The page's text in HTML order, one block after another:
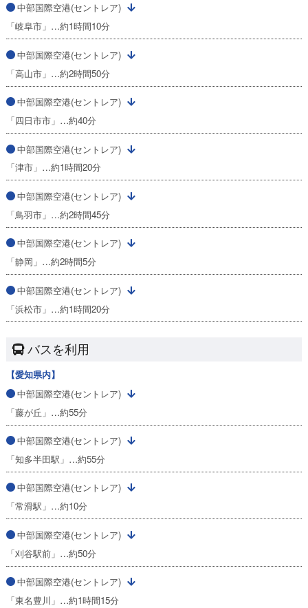
中部国際空港(セントレア)
「岐阜市」…約1時間10分
中部国際空港(セントレア)
「高山市」…約2時間50分
中部国際空港(セントレア)
「四日市市」…約40分
中部国際空港(セントレア)
「津市」…約1時間20分
中部国際空港(セントレア)
「鳥羽市」…約2時間45分
中部国際空港(セントレア)
「静岡」…約2時間5分
中部国際空港(セントレア)
「浜松市」…約1時間20分
バスを利用
【愛知県内】
中部国際空港(セントレア)
「藤が丘」…約55分
中部国際空港(セントレア)
「知多半田駅」…約55分
中部国際空港(セントレア)
「常滑駅」…約10分
中部国際空港(セントレア)
「刈谷駅前」…約50分
中部国際空港(セントレア)
「東名豊川」…約1時間15分